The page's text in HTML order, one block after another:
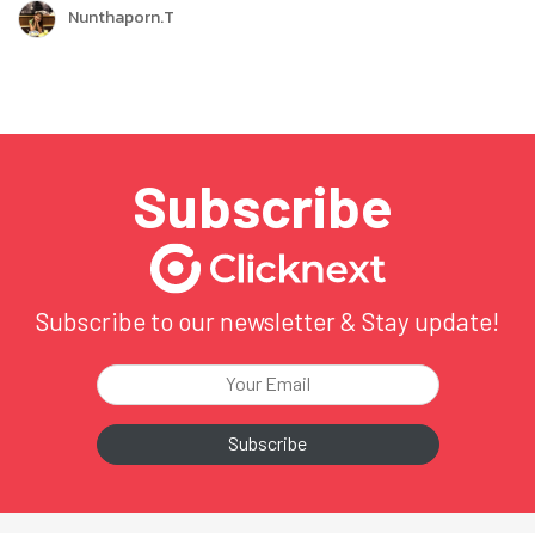
ความต้องการรับบริการด้านสาธารณสุขจากระยะไกล โดยไม่ต้อง
เดินทางมาโรงพยาบาล, การเข้าถึงบริการได้สะดวกและรวดเร็ว หรือ
เทคโนโลยีที่หลีกเลี่ยงไม่ได้ ก็คือ ปัญหาเรื่องความปลอดภัย, ปัญหา
ความเสถียรของระบบ ดังนั้นการพัฒนาด้านสาธารณสุข…
Nunthaporn.T
Subscribe
Subscribe to our newsletter & Stay update!